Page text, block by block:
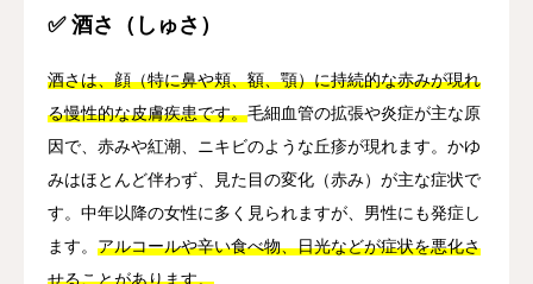
✅ 酒さ（しゅさ）
酒さは、顔（特に鼻や頬、額、顎）に持続的な赤みが現れ
る慢性的な皮膚疾患です。毛細血管の拡張や炎症が主な原
因で、赤みや紅潮、ニキビのような丘疹が現れます。かゆ
みはほとんど伴わず、見た目の変化（赤み）が主な症状で
す。中年以降の女性に多く見られますが、男性にも発症し
ます。 アルコールや辛い食べ物、日光などが症状を悪化さ
せることがあります。